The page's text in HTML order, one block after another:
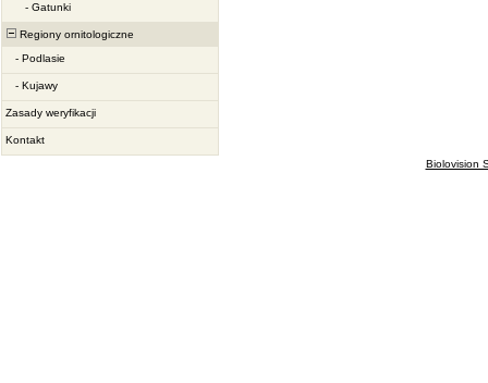
- Gatunki
Regiony ornitologiczne
- Podlasie
- Kujawy
Zasady weryfikacji
Kontakt
Biolovision